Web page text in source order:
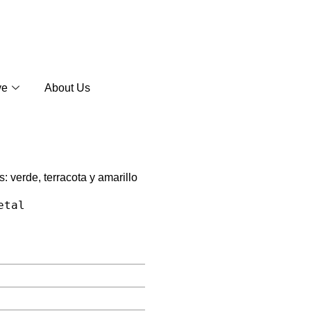
About Us
verde, terracota y amarillo